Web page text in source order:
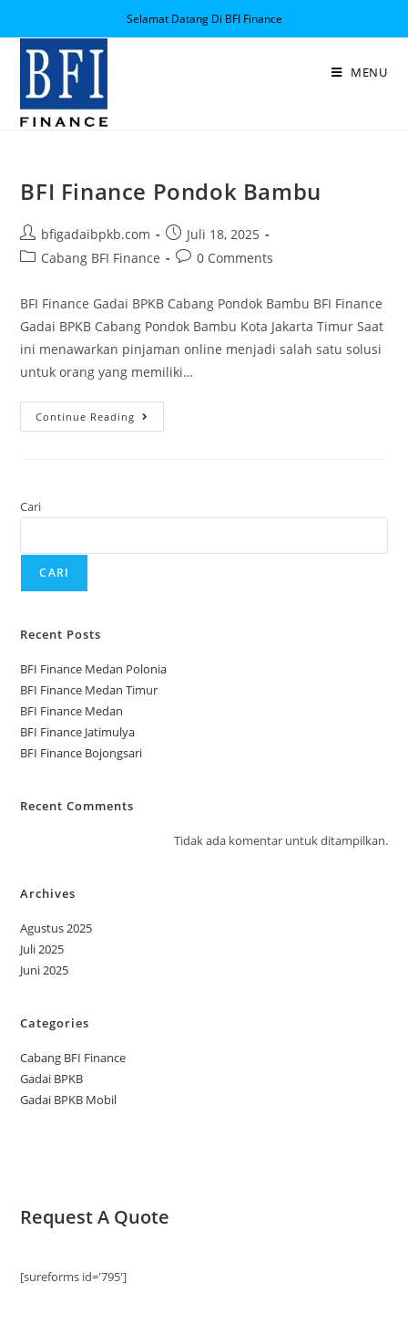
Selamat Datang Di BFI Finance
MENU
BFI Finance Pondok Bambu
bfigadaibpkb.com
Juli 18, 2025
Cabang BFI Finance
0 Comments
BFI Finance Gadai BPKB Cabang Pondok Bambu BFI Finance
Gadai BPKB Cabang Pondok Bambu Kota Jakarta Timur Saat
ini menawarkan pinjaman online menjadi salah satu solusi
untuk orang yang memiliki…
Continue Reading
Cari
CARI
Recent Posts
BFI Finance Medan Polonia
BFI Finance Medan Timur
BFI Finance Medan
BFI Finance Jatimulya
BFI Finance Bojongsari
Recent Comments
Tidak ada komentar untuk ditampilkan.
Archives
Agustus 2025
Juli 2025
Juni 2025
Categories
Cabang BFI Finance
Gadai BPKB
Gadai BPKB Mobil
Request A Quote
[sureforms id='795']